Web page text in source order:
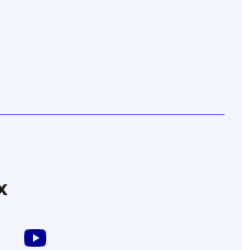
Instagram